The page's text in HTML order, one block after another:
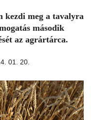
kezdi meg a tavalyra
második
az agrártárca.
01. 20.